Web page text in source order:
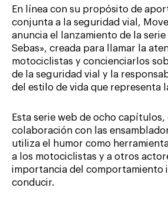
En línea con su propósito de
conjunta a la seguridad vial,
anuncia el lanzamiento de la
Sebas», creada para llamar la
motociclistas y concienciarlos
de la seguridad vial y la
del estilo de vida que representa
Esta serie web de ocho
colaboración con las
utiliza el humor como
a los motociclistas y a otros
importancia del comportamiento
conducir.